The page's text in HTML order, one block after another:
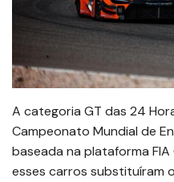
A categoria GT das 24
Campeonato Mundial de
baseada na plataforma
esses carros substituíram